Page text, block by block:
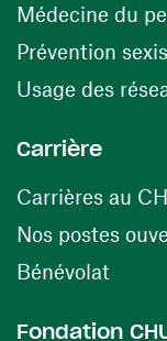
Médecine du
Prévention
Usage des
Carrière
Carrières au
Nos postes
Bénévolat
Fondation